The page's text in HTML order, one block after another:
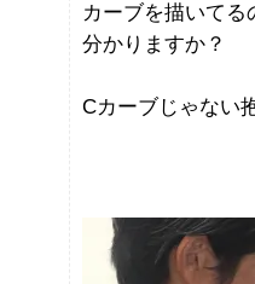
カーブを描いてる
分かりますか？
Cカーブじゃない